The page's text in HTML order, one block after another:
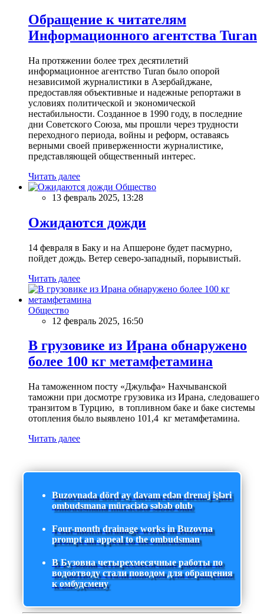
Обращение к читателям
Информационного агентства Turan
На протяжении более трех десятилетий
информационное агентство Turan было опорой
независимой журналистики в Азербайджане,
предоставляя объективные и надежные репортажи в
условиях политической и экономической
нестабильности. Созданное в 1990 году, в последние
дни Советского Союза, мы прошли через трудности
переходного периода, войны и реформ, оставаясь
верными своей приверженности журналистике,
представляющей общественный интерес.
Читать далее
Общество
13 февраль 2025, 13:28
Ожидаются дожди
14 февраля в Баку и на Апшероне будет пасмурно,
пойдет дождь. Ветер северо-западный, порывистый.
Читать далее
Общество
12 февраль 2025, 16:50
В грузовике из Ирана обнаружено
более 100 кг метамфетамина
На таможенном посту «Джульфа» Нахчыванской
таможни при досмотре грузовика из Ирана, следовашего
транзитом в Турцию, в топливном баке и баке системы
отопления было выявлено 101,4 кг метамфетамина.
Читать далее
Buzovnada dörd ay davam edən drenaj işləri
ombudsmana müraciətə səbəb olub
Four-month drainage works in Buzovna
prompt an appeal to the ombudsman
В Бузовна четырехмесячные работы по
водоотводу стали поводом для обращения
к омбудсмену